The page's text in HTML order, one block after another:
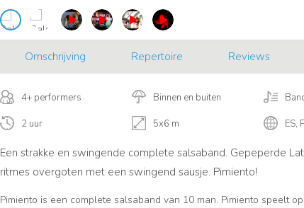
Omschrijving Repertoire Reviews
4+ performers Binnen en buiten
2 uur 5x6 m ES,
Een strakke en swingende complete salsaband. Gepeperde
ritmes overgoten met een swingend sausje. Pimiento!
Pimiento is een complete salsaband van 10 man. Pimiento speelt